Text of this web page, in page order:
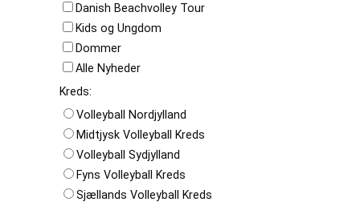
Danish Beachvolley Tour
Kids og Ungdom
Dommer
Alle Nyheder
Kreds:
Volleyball Nordjylland
Midtjysk Volleyball Kreds
Volleyball Sydjylland
Fyns Volleyball Kreds
Sjællands Volleyball Kreds